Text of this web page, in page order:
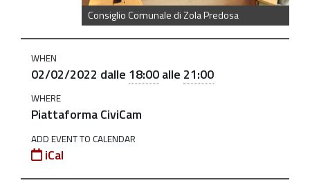
Consiglio Comunale di Zola Predosa
febbraio
2022-
02T18:00:00+01:00
WHEN
02/02/2022 dalle 18:00alle 21:00
WHERE
Piattaforma CiviCam
ADD EVENT TO CALENDAR
iCal